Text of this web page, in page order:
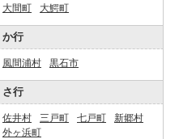
大間町
大鰐町
か行
風間浦村 黒石市
さ行
佐井村 三戸町 七戸町
新郷村
外ヶ浜町